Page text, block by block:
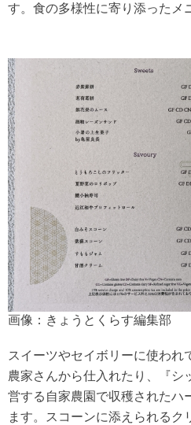
す。食の多様性に寄り添ったメ
画像：きょうとくらす編集部
スイーツやセイボリーに使われ
農家さんから仕入れたり、『シ
営する自家農園で収穫されたハ
ます。スコーンに添えられるク